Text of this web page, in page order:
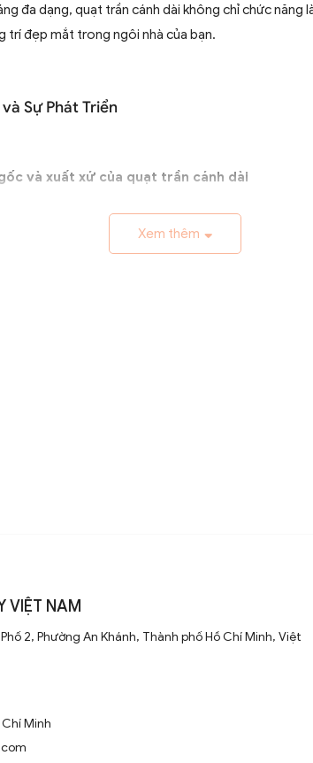
đa dạng, quạt trần cánh dài không chỉ chức năng
trí đẹp mắt trong ngôi nhà của bạn.
và Sự Phát Triển
và xuất xứ của quạt trần cánh dài
ở các khu vực nhiệt đới. Ban đầu được làm thủ công
chúng nhanh chóng phát triển với sự tiến bộ của
trí sang trọng cho mọi không gian sống. Chúng kết
như điều khiển từ xa, đèn LED và tích hợp với hệ
Xem thêm
VIỆT NAM
2, Phường An Khánh, Thành phố Hồ Chí Minh, Việt
Chí Minh